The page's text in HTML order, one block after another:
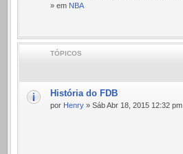
» em NBA
TÓPICOS
História do FDB
por Henry » Sáb Abr 18, 2015 12:32 pm